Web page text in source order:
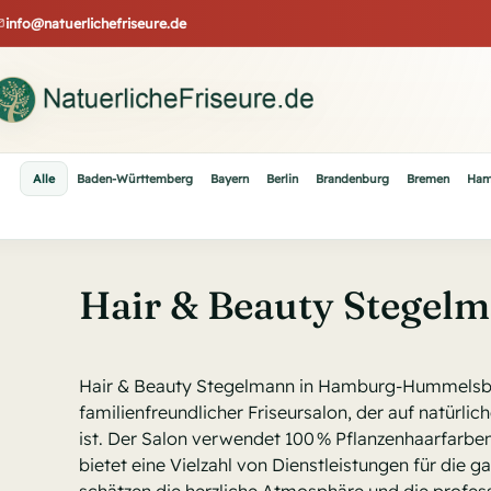
Skip
info@natuerlichefriseure.de
Alle Baden-Württemberg Bayern Berlin Brandenburg Bremen
Hair & Beauty
Hair & Beauty Stegelmann in Hamburg-
familienfreundlicher Friseursalon, der auf
ist. Der Salon verwendet 100 %
bietet eine Vielzahl von Dienstleistungen für die